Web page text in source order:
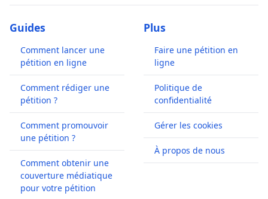
Guides
Comment lancer une
pétition en ligne
Comment rédiger une
pétition ?
Comment promouvoir
une pétition ?
Comment obtenir une
couverture médiatique
pour votre pétition
Plus
Faire une pétition en
ligne
Politique de
confidentialité
Gérer les cookies
À propos de nous